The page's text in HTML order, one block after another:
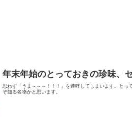
年末年始のとっておきの珍味、
思わず「うま～～～！！！」を連呼してしまいます。とっ
ぞ知る名物かと思います。